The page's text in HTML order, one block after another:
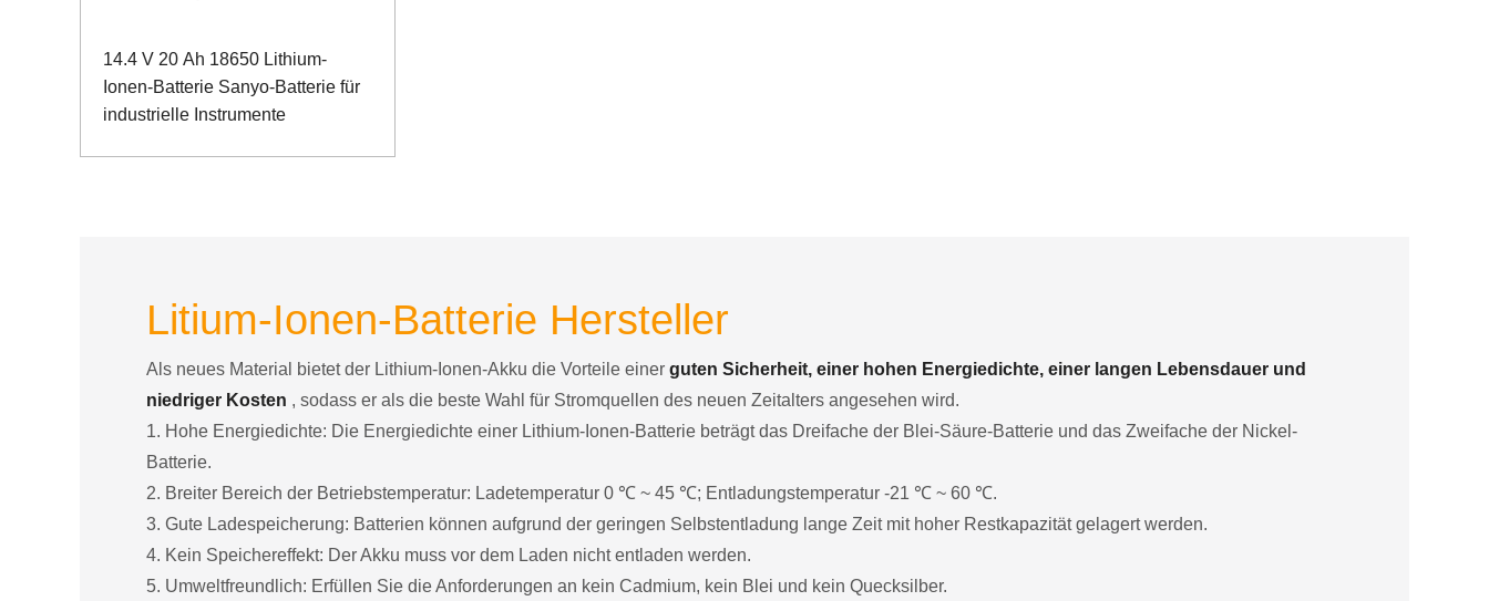
14.4 V 20 Ah 18650 Lithium-
Ionen-Batterie Sanyo-Batterie für
industrielle Instrumente
Litium-Ionen-Batterie Hersteller
Als neues Material bietet der Lithium-Ionen-Akku die Vorteile einer guten Sicherheit, einer hohen Energiedichte, einer langen Lebensdauer und
niedriger Kosten , sodass er als die beste Wahl für Stromquellen des neuen Zeitalters angesehen wird.
1. Hohe Energiedichte: Die Energiedichte einer Lithium-Ionen-Batterie beträgt das Dreifache der Blei-Säure-Batterie und das Zweifache der Nickel-
Batterie.
2. Breiter Bereich der Betriebstemperatur: Ladetemperatur 0 ℃ ~ 45 ℃; Entladungstemperatur -21 ℃ ~ 60 ℃.
3. Gute Ladespeicherung: Batterien können aufgrund der geringen Selbstentladung lange Zeit mit hoher Restkapazität gelagert werden.
4. Kein Speichereffekt: Der Akku muss vor dem Laden nicht entladen werden.
5. Umweltfreundlich: Erfüllen Sie die Anforderungen an kein Cadmium, kein Blei und kein Quecksilber.